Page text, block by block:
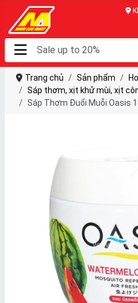
Trang chủ Sản phẩm
Sáp thơm, xịt khử mùi, xịt
Sáp Thơm Đuổi Muỗi Oasis